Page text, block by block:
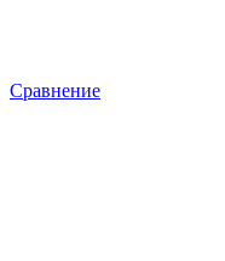
Сравнение